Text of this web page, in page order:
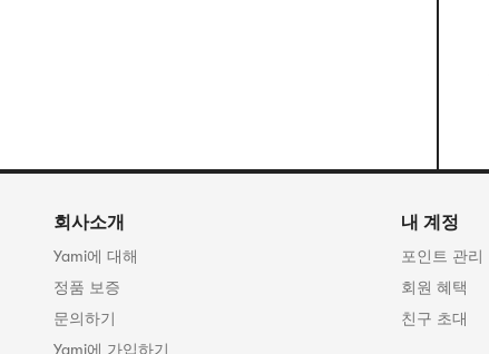
회사소개
Yami에 대해
정품 보증
문의하기
Yami에 가입하기
내 계정
포인트 관리
회원 혜택
친구 초대